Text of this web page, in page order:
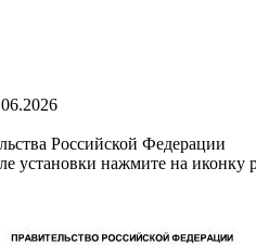
Российской Федерации
установки нажмите на иконку